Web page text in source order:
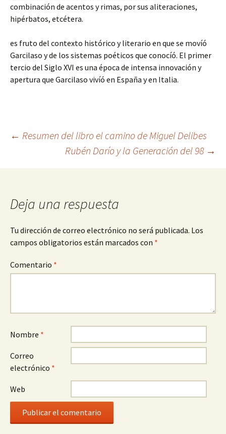
combinación de acentos y rimas, por sus aliteraciones,
hipérbatos, etcétera.
es fruto del contexto histórico y literario en que se movíó
Garcilaso y de los sistemas poéticos que conocíó. El primer
tercio del Siglo XVI es una época de intensa innovación y
apertura que Garcilaso vivíó en España y en Italia.
Navegación
de
entradas
← Resumen del libro el camino de Miguel Delibes
Rubén Darío y la Generación del 98 →
Deja una respuesta
Tu dirección de correo electrónico no será publicada. Los
campos obligatorios están marcados con *
Comentario *
Nombre *
Correo
electrónico *
Web